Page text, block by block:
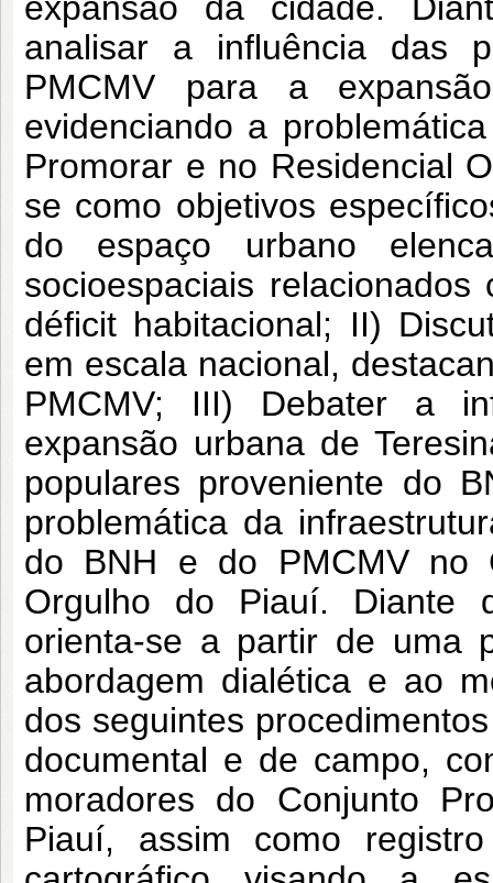
analisar a influência das
PMCMV para a
evidenciando a
Promorar e no Residencial
se como objetivos
do espaço urbano
socioespaciais
déficit habitacional; II)
em escala nacional,
PMCMV; III) Debater a
expansão urbana de
populares proveniente do
problemática da
do BNH e do PMCMV no
Orgulho do Piauí. Diante
orienta-se a partir de uma
abordagem dialética e ao
dos seguintes
documental e de campo,
moradores do Conjunto
Piauí, assim como